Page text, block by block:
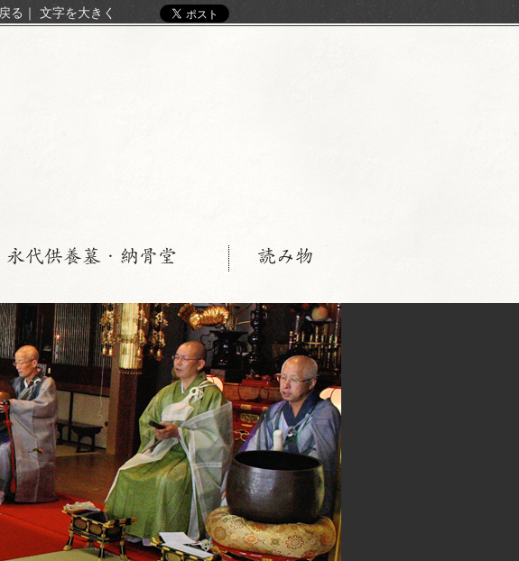
る ｜ 文字を大きく
永代供養墓・納骨堂 読み物